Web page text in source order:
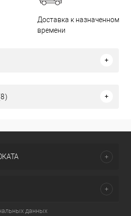
Доставка к назначенному
времени
данных